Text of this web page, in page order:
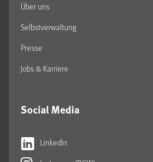
Über uns
Selbstverwaltung
Presse
Jobs & Karriere
Social Media
LinkedIn